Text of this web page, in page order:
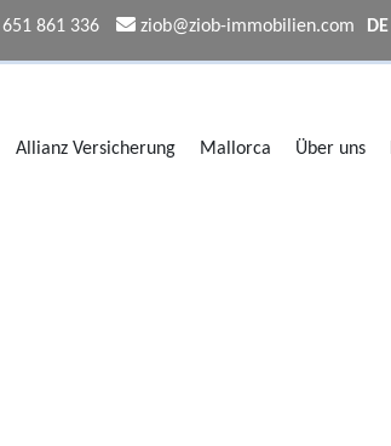
861 336 ziob@ziob-immobilien.com DE
Allianz Versicherung Mallorca Über uns